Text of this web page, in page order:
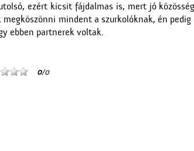
ezért kicsit fájdalmas is, mert jó
megköszönni mindent a szurkolóknak, én
ebben partnerek voltak.
0/0